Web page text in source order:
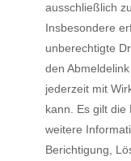
ausschließlich
Insbesondere
unberechtigte
den
jederzeit mit
kann. Es gilt die
weitere
Berichtigung,